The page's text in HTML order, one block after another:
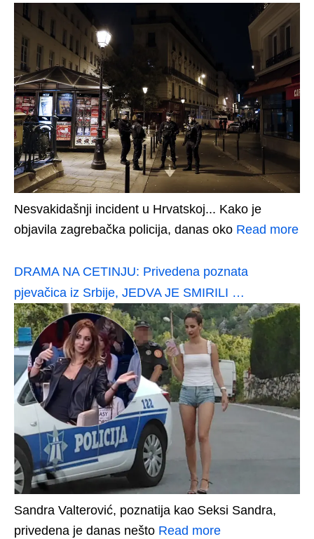
Nesvakidašnji incident u Hrvatskoj... Kako je
objavila zagrebačka policija, danas oko Read more
DRAMA NA CETINJU: Privedena poznata
pjevačica iz Srbije, JEDVA JE SMIRILI …
Sandra Valterović, poznatija kao Seksi Sandra,
privedena je danas nešto Read more